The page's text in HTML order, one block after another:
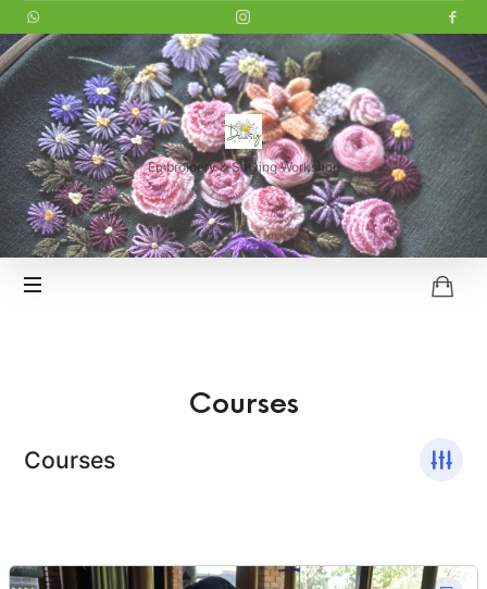
LITTLE
DAISY
HOI
AN
Embroidery & Sewing Workshop
Courses
Courses